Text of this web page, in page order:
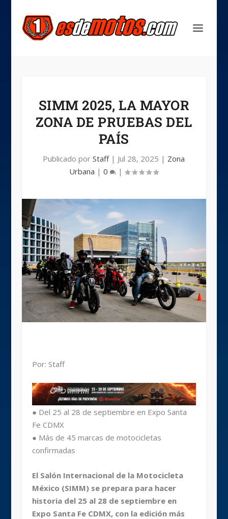
SIMM 2025, LA MAYOR
ZONA DE PRUEBAS DEL
PAÍS
Publicado porStaff| Jul 28, 2025 | Zona
Urbana |0 |
Por: Staff
● Del 25 al 28 de septiembre en Expo Santa
Fe CDMX
● Más de 45 marcas de motocicletas
confirmadas
El Salón Internacional de la Motocicleta
México (SIMM) se prepara para hacer
historia del 25 al 28 de septiembre en
Expo Santa Fe CDMX, con la edición más